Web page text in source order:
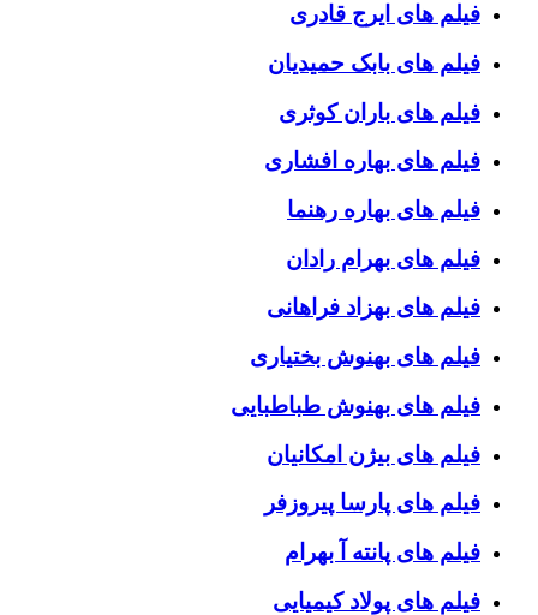
فیلم های ایرج قادری
فیلم های بابک حمیدیان
فیلم های باران کوثری
فیلم های بهاره افشاری
فیلم های بهاره رهنما
فیلم های بهرام رادان
فیلم های بهزاد فراهانی
فیلم های بهنوش بختیاری
فیلم های بهنوش طباطبایی
فیلم های بیژن امکانیان
فیلم های پارسا پیروزفر
فیلم های پانته آ بهرام
فیلم های پولاد کیمیایی